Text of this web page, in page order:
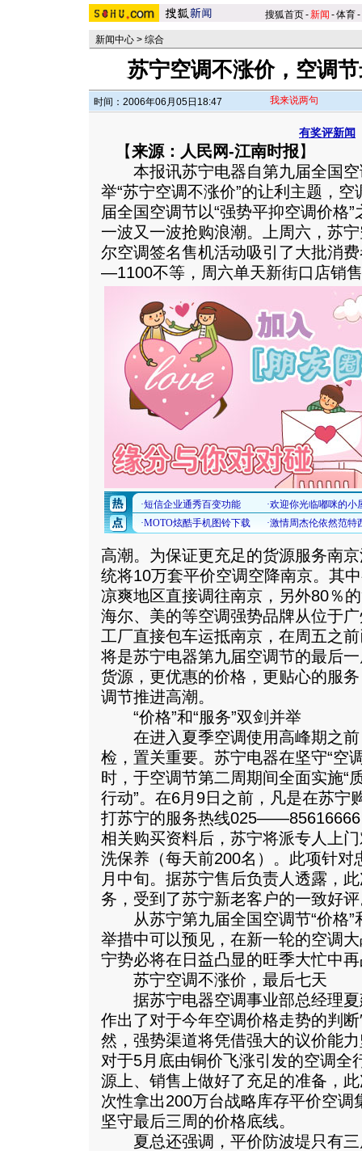
搜狐首页-新闻 -体育-
新闻中心 > 综合
苏宁空调不涨价，空调
时间：2006年06月05日18:47 我来说两句
有奖评新闻
【来源：人民网-江南时报】
本报讯苏宁电器自第九届全国空
举“苏宁空调不涨价”的让利主题，
届全国空调节以“强势平抑空调价格
一波又一波抢购浪潮。上周六，苏
尔空调签名售机活动吸引了大批消
—1100不等，周六单天新街口店销
高潮。为保证更充足的货源服务南
统将10万套平价空调空降南京。其
凉爽地区直接调往南京，另外80％
海尔、美的等空调强势品牌从位于
工厂直接包车运抵南京，在周五之
将是苏宁电器第九届空调节的最后
货源，更优惠的价格，更贴心的服
调节推进高潮。
“价格”和“服务”双剑并举
在进入夏季空调使用高峰期之前
检，置关重要。苏宁电器在坚守“空
时，于空调节第二周期间全面实施
行动”。在6月9日之前，凡是在苏宁
打苏宁的服务热线
相关购买资料后，苏宁将派专人上
洗保养（每天前200名）。此项针对
月中旬。据苏宁售后负责人透露，
务，受到了苏宁新老客户的一致好
从苏宁第九届全国空调节“价格”
举措中可以预见，在新一轮的空调
宁势必将在日益凸显的旺季大忙中
苏宁空调不涨价，最后七天
据苏宁电器空调事业部总经理夏
作出了对于今年空调价格走势的判
然，强势渠道将凭借强大的议价能
对于5月底由铜价飞涨引发的空调全
源上、销售上做好了充足的准备，
次性拿出200万台战略库存平价空调
坚守最后三周的价格底线。
夏总还强调，平价防波堤只有三